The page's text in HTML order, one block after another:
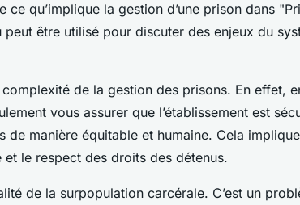
qu’implique la gestion d’une prison dans
être utilisé pour discuter des enjeux du
de la gestion des prisons. En effet,
vous assurer que l’établissement est
de manière équitable et humaine. Cela
le respect des droits des détenus.
de la surpopulation carcérale. C’est un